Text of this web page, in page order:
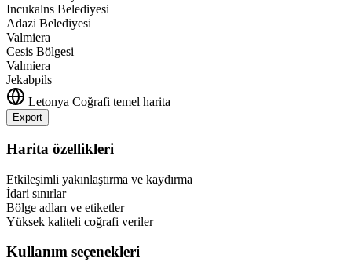
Incukalns Belediyesi
Adazi Belediyesi
Valmiera
Cesis Bölgesi
Valmiera
Jekabpils
Letonya Coğrafi temel harita
Export
+
−
Harita özellikleri
Etkileşimli yakınlaştırma ve kaydırma
İdari sınırlar
Bölge adları ve etiketler
Yüksek kaliteli coğrafi veriler
Kullanım seçenekleri